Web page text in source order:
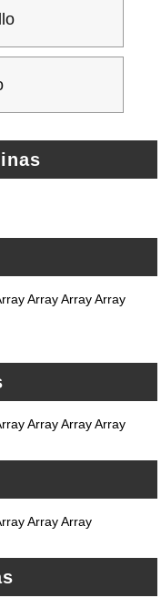
Array Array Array
Array Array Array
Array Array